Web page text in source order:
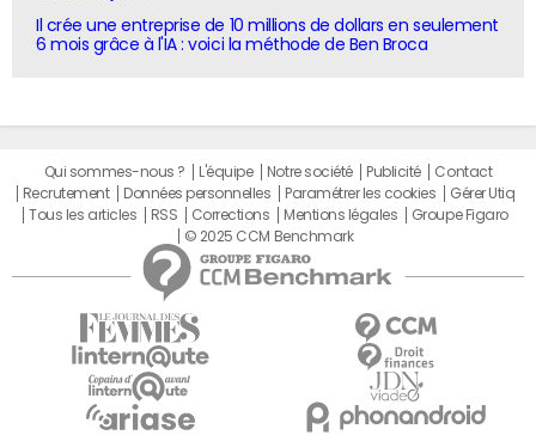
Il crée une entreprise de 10 millions de dollars en seulement
6 mois grâce à l'IA : voici la méthode de Ben Broca
Qui sommes-nous ? L'équipe Notre société Publicité
Contact
Recrutement
Données personnelles Paramétrer les cookies
Gérer Utiq
Tous les articles
RSS Corrections Mentions légales
Groupe Figaro
© 2025 CCM Benchmark